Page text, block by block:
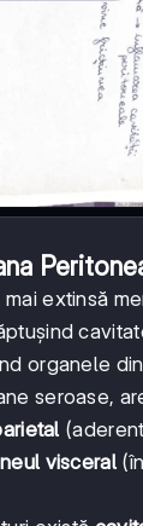
extinsă
organele
seroase,
visceral